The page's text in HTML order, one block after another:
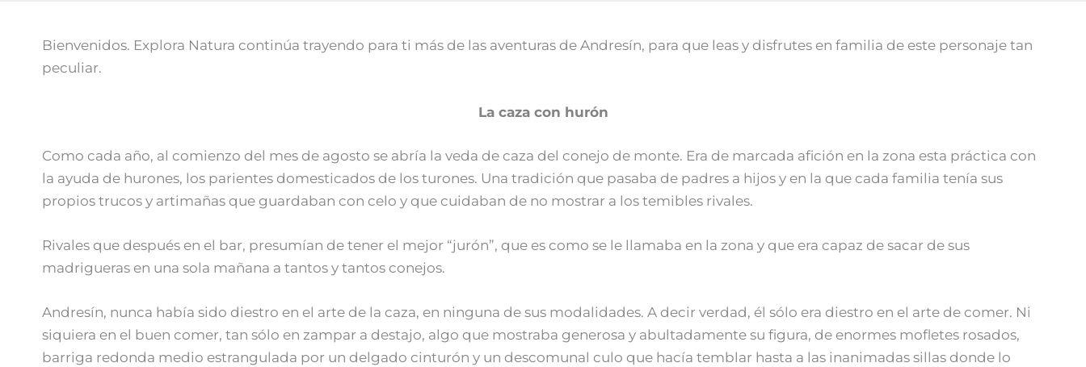
Bienvenidos. Explora Natura continúa trayendo para ti más de las aventuras de Andresín, para que leas y disfrutes en familia de este personaje tan
peculiar.
La caza con hurón
Como cada año, al comienzo del mes de agosto se abría la veda de caza del conejo de monte. Era de marcada afición en la zona esta práctica con
la ayuda de hurones, los parientes domesticados de los turones. Una tradición que pasaba de padres a hijos y en la que cada familia tenía sus
propios trucos y artimañas que guardaban con celo y que cuidaban de no mostrar a los temibles rivales.
Rivales que después en el bar, presumían de tener el mejor “jurón”, que es como se le llamaba en la zona y que era capaz de sacar de sus
madrigueras en una sola mañana a tantos y tantos conejos.
Andresín, nunca había sido diestro en el arte de la caza, en ninguna de sus modalidades. A decir verdad, él sólo era diestro en el arte de comer. Ni
siquiera en el buen comer, tan sólo en zampar a destajo, algo que mostraba generosa y abultadamente su figura, de enormes mofletes rosados,
barriga redonda medio estrangulada por un delgado cinturón y un descomunal culo que hacía temblar hasta a las inanimadas sillas donde lo